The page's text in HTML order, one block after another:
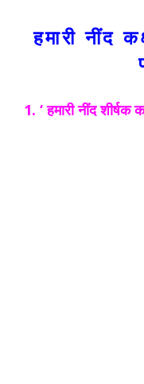
हमारी नींद
1. ‘ हमारी नींद